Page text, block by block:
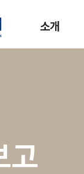
소개
고